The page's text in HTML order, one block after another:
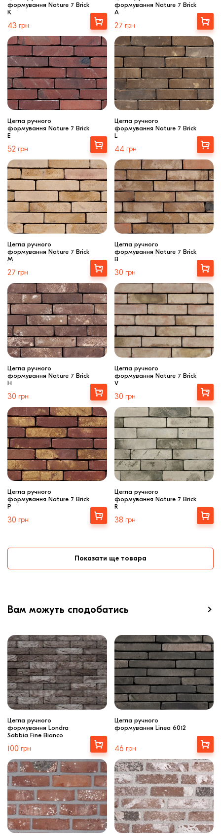
формування Nature 7 Brick
K
43 грн
Вибрати
формування Nature 7 Brick
A
27 грн
Вибрати
Цегла ручного
формування Nature 7 Brick
E
52 грн
Вибрати
Цегла ручного
формування Nature 7 Brick
L
44 грн
Вибрати
Цегла ручного
формування Nature 7 Brick
M
27 грн
Вибрати
Цегла ручного
формування Nature 7 Brick
B
30 грн
Вибрати
Цегла ручного
формування Nature 7 Brick
H
30 грн
Вибрати
Цегла ручного
формування Nature 7 Brick
V
30 грн
Вибрати
Цегла ручного
формування Nature 7 Brick
P
30 грн
Вибрати
Цегла ручного
формування Nature 7 Brick
R
38 грн
Вибрати
Показати ще товара
Вам можуть сподобатись
Цегла ручного
формування Londra
Sabbia Fine Bianco
100 грн
Вибрати
Цегла ручного
формування Linea 6012
46 грн
Вибрати